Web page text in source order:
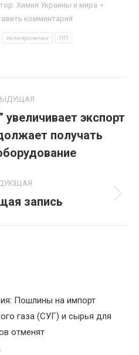
Химия Украины и мира
комментарий
полипропилен ПП
Предыдущая
запись:
экспорт
получать
Следующая
запись
Пошлины на импорт
газа (СУГ) и сырья для
отменят